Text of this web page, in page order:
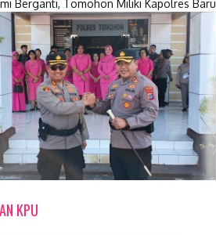
Berganti, Tomohon Miliki Kapolres Baru
KPU